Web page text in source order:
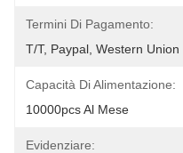
Termini Di Pagamento:
T/T, Paypal, Western Union
Capacità Di Alimentazione:
10000pcs Al Mese
Evidenziare: